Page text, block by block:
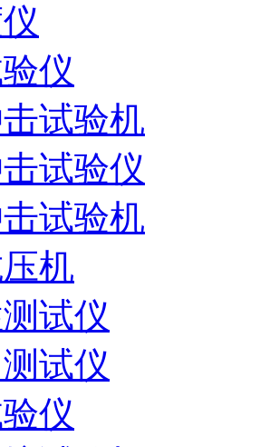
仪
试验机
试验仪
试验机
机
试仪
试仪
仪